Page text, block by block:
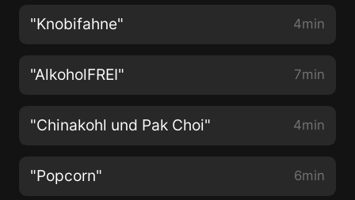
"Knobifahne" 4min
"AlkoholFREI" 7min
"Chinakohl und Pak Choi" 4min
"Popcorn" 6min